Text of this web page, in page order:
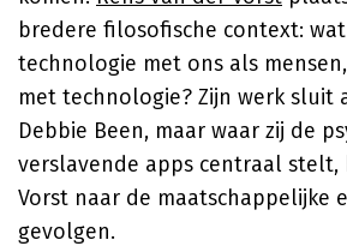
bredere filosofische context:
technologie met ons als
met technologie? Zijn werk sluit
Debbie Been, maar waar zij de
verslavende apps centraal stelt,
Vorst naar de maatschappelijke
gevolgen.